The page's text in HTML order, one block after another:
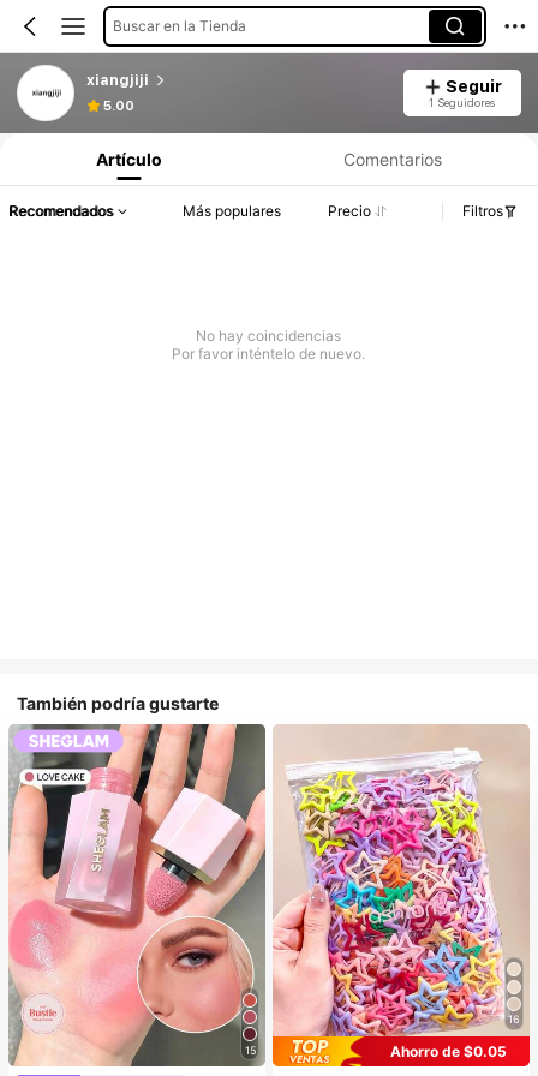
Buscar en la Tienda
xiangjiji
5.00
Seguir
1 Seguidores
Artículo Comentarios
Recomendados Más populares Precio Filtros
No hay coincidencias
Por favor inténtelo de nuevo.
También podría gustarte
15
16
Ahorro de $0.05